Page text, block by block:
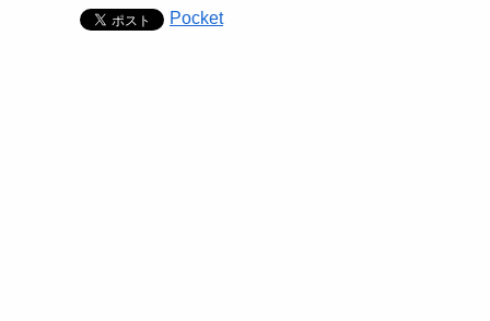
Pocket